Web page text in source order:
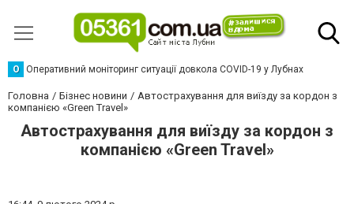
О Оперативний моніторинг ситуації довкола COVID-19 у Лубнах
Головна Бізнес новини
Автострахування для виїзду за кордон з
компанією «Green Travel»
Автострахування для виїзду за кордон з
компанією «Green Travel»